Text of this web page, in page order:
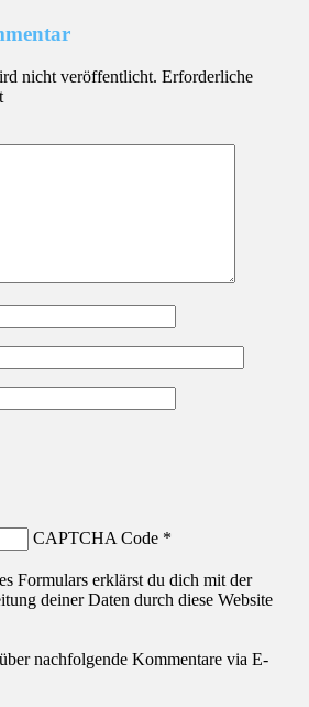
nicht veröffentlicht. Erforderliche
CAPTCHA Code *
Formulars erklärst du dich mit der
deiner Daten durch diese Website
nachfolgende Kommentare via E-